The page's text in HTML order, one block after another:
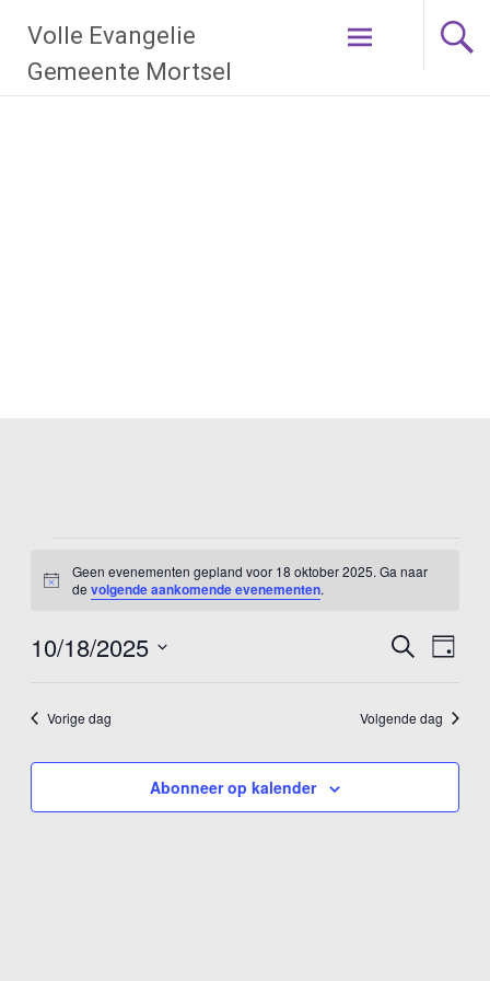
naar
inhoud
Volle Evangelie
Gemeente Mortsel
Evenementen
for
18
2025
Notice
Geen evenementen gepland voor 18 oktober 2025. Ga naar
de volgende aankomende evenementen.
en
Zoeken
Dag
10/18/2025
datum.
Vorige dag Volgende dag
Abonneer op kalender